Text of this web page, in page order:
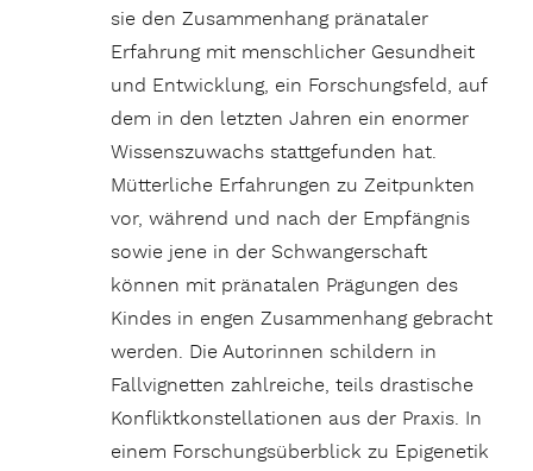
sie den Zusammenhang pränataler
Erfahrung mit menschlicher Gesundheit
und Entwicklung, ein Forschungsfeld, auf
dem in den letzten Jahren ein enormer
Wissenszuwachs stattgefunden hat.
Mütterliche Erfahrungen zu Zeitpunkten
vor, während und nach der Empfängnis
sowie jene in der Schwangerschaft
können mit pränatalen Prägungen des
Kindes in engen Zusammenhang gebracht
werden. Die Autorinnen schildern in
Fallvignetten zahlreiche, teils drastische
Konfliktkonstellationen aus der Praxis. In
einem Forschungsüberblick zu Epigenetik